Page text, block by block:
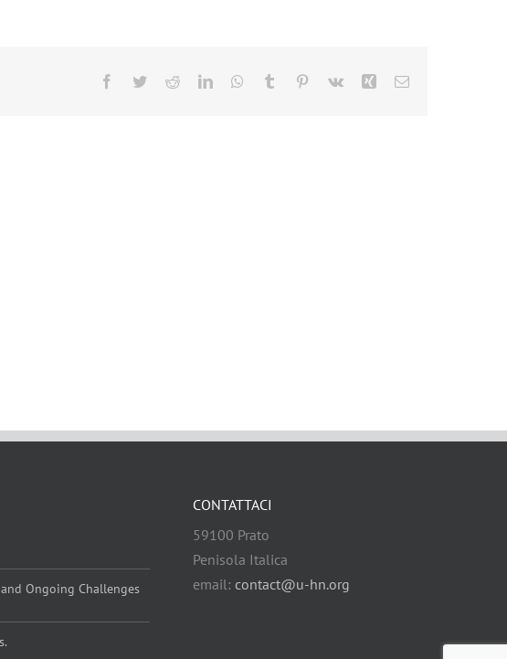
Facebook
TwitterRedditLinkedInWhatsApp
Tumblr Pinterest
Vk Xing Email
Ongoing Challenges
CONTATTACI
59100 Prato
Penisola Italica
email: contact@u-hn.org